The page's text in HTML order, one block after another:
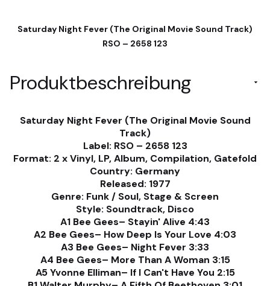
Saturday Night Fever (The Original Movie Sound Track)
RSO – 2658 123
Produktbeschreibung
Saturday Night Fever (The Original Movie Sound
Track)
Label: RSO – 2658 123
Format: 2 x Vinyl, LP, Album, Compilation, Gatefold
Country: Germany
Released: 1977
Genre: Funk / Soul, Stage & Screen
Style: Soundtrack, Disco
A1 Bee Gees– Stayin' Alive 4:43
A2 Bee Gees– How Deep Is Your Love 4:03
A3 Bee Gees– Night Fever 3:33
A4 Bee Gees– More Than A Woman 3:15
A5 Yvonne Elliman– If I Can't Have You 2:15